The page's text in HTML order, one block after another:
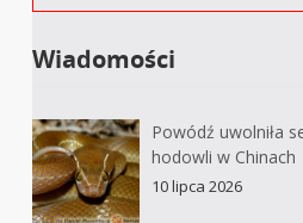
Wiadomości
Powódź uwolniła
hodowli w Chinach
10 lipca 2026